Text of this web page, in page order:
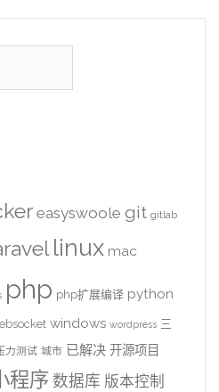
easyswoole git gitlab
linux mac
php php扩展编译 python
windows wordpress 三
力测试 城市 已解决 开源项目
程序 数据库 版本控制